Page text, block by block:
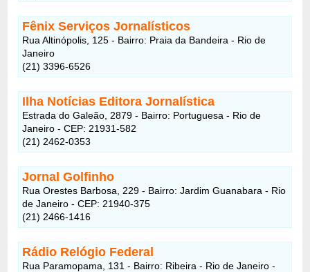
Fênix Serviços Jornalísticos
Rua Altinópolis, 125 - Bairro: Praia da Bandeira - Rio de
Janeiro
(21) 3396-6526
Ilha Notícias Editora Jornalística
Estrada do Galeão, 2879 - Bairro: Portuguesa - Rio de
Janeiro - CEP: 21931-582
(21) 2462-0353
Jornal Golfinho
Rua Orestes Barbosa, 229 - Bairro: Jardim Guanabara - Rio
de Janeiro - CEP: 21940-375
(21) 2466-1416
Rádio Relógio Federal
Rua Paramopama, 131 - Bairro: Ribeira - Rio de Janeiro -